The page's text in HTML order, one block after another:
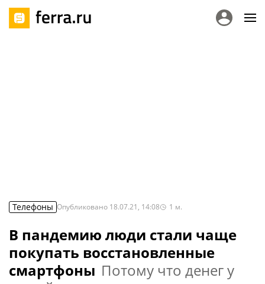
Телефоны Опубликовано 18.07.21, 14:08 1 м.
В пандемию люди стали чаще
покупать восстановленные
смартфоны Потому что денег у